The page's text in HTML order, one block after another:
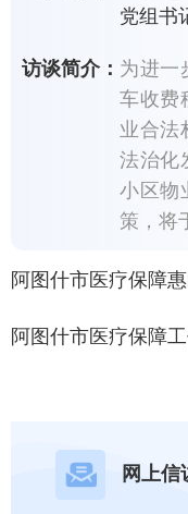
党组书
访谈简介： 为进一
车收费
业合法
法治化
小区物
策，将
阿图什市医疗保障
阿图什市医疗保障
网上信